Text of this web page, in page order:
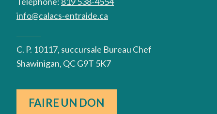
info@calacs-entraide.ca
C. P. 10117, succursale Bureau Chef
Shawinigan, QC G9T 5K7
FAIRE UN DON